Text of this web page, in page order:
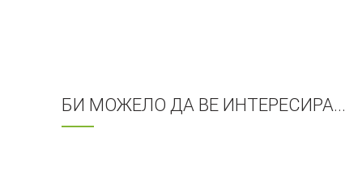
БИ МОЖЕЛО ДА ВЕ ИНТЕРЕСИРА...